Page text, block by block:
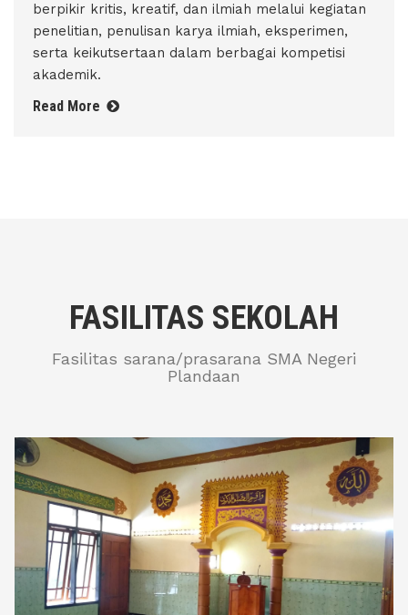
berpikir kritis, kreatif, dan ilmiah melalui kegiatan
penelitian, penulisan karya ilmiah, eksperimen,
serta keikutsertaan dalam berbagai kompetisi
akademik.
Read More
FASILITAS SEKOLAH
Fasilitas sarana/prasarana SMA Negeri
Plandaan